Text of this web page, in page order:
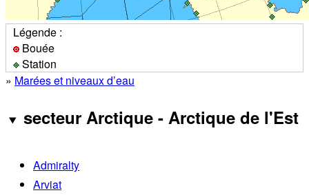
Légende :
Bouée
Station
» Marées et niveaux d’eau
secteur Arctique - Arctique de l'Est
Admiralty
Arviat